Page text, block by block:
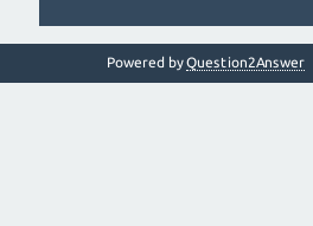
Powered byQuestion2Answer